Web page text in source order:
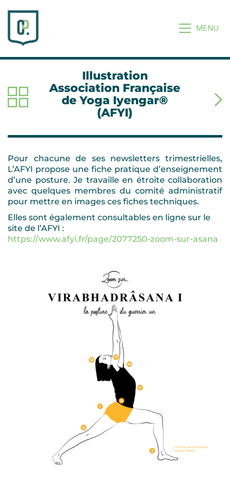
MENU
Illustration
Association Française
de Yoga Iyengar®
(AFYI)
Pour chacune de ses newsletters trimestrielles,
L’AFYI propose une fiche pratique d’enseignement
d’une posture. Je travaille en étroite collaboration
avec quelques membres du comité administratif
pour mettre en images ces fiches techniques.
Elles sont également consultables en ligne sur le
site de l’AFYI :
https://www.afyi.fr/page/2077250-zoom-sur-asana